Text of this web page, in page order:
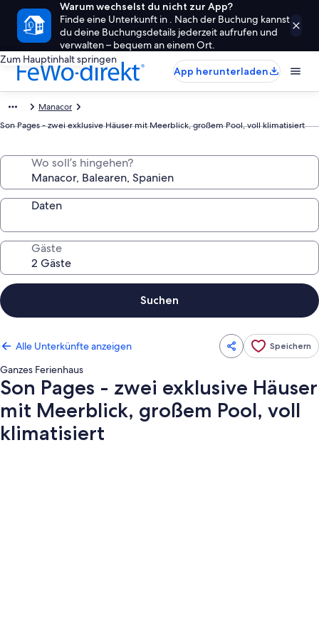
Warum wechselst du nicht zur App?
Finde eine Unterkunft in . Nach der Buchung kannst
du deine Buchungsdetails jederzeit aufrufen und
verwalten – bequem an einem Ort.
Zum Hauptinhalt springen
App herunterladen
Manacor
Son Pages - zwei exklusive Häuser mit Meerblick, großem Pool, voll klimatisiert
Wo soll’s hingehen?
Daten
Gäste
Suchen
Alle Unterkünfte anzeigen Speichern
Ganzes Ferienhaus
Son Pages - zwei exklusive Häuser
mit Meerblick, großem Pool, voll
klimatisiert